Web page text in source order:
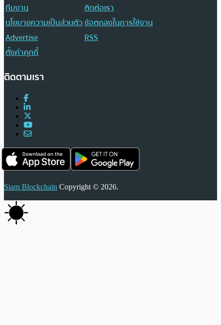
ทีมงาน
ติดต่อเรา
นโยบายความเป็นส่วนตัวข้อตกลงในการใช้งาน
Advertise
RSS
ตั้งค่าคุกกี้
ติดตามเรา
Siam Blockchain Copyright © 2026.